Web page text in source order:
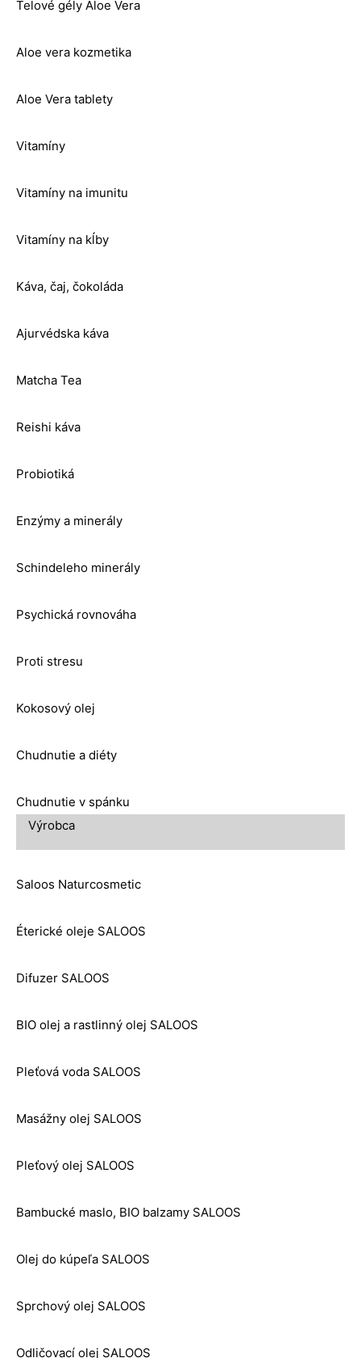
Telové gély Aloe Vera
Aloe vera kozmetika
Aloe Vera tablety
Vitamíny
Vitamíny na imunitu
Vitamíny na kĺby
Káva, čaj, čokoláda
Ajurvédska káva
Matcha Tea
Reishi káva
Probiotiká
Enzýmy a minerály
Schindeleho minerály
Psychická rovnováha
Proti stresu
Kokosový olej
Chudnutie a diéty
Chudnutie v spánku
Výrobca
Saloos Naturcosmetic
Éterické oleje SALOOS
Difuzer SALOOS
BIO olej a rastlinný olej SALOOS
Pleťová voda SALOOS
Masážny olej SALOOS
Pleťový olej SALOOS
Bambucké maslo, BIO balzamy SALOOS
Olej do kúpeľa SALOOS
Sprchový olej SALOOS
Odličovací olej SALOOS